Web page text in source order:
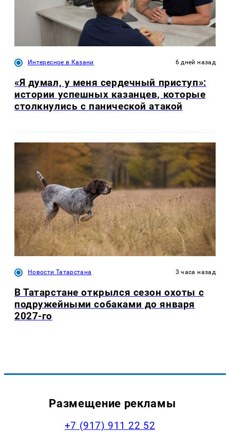
Интересное в Казани 6 дней назад
«Я думал, у меня сердечный приступ»:
истории успешных казанцев, которые
столкнулись с панической атакой
Новости Татарстана 3 часа назад
В Татарстане открылся сезон охоты с
подружейными собаками до января
2027-го
Размещение рекламы
+7 (917) 911 22 52